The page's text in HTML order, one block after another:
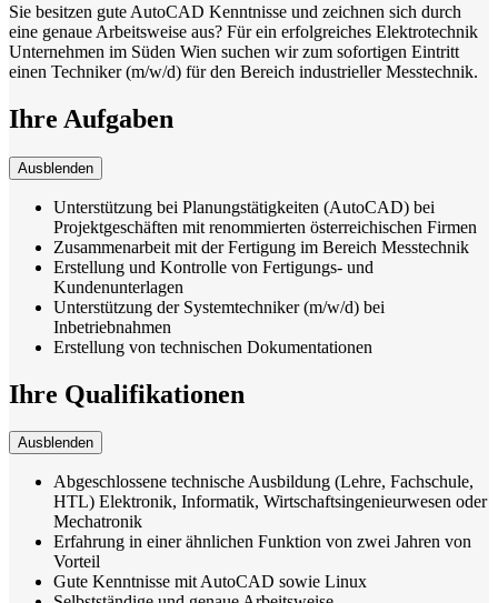
Sie besitzen gute AutoCAD Kenntnisse und zeichnen sich durch
eine genaue Arbeitsweise aus? Für ein erfolgreiches Elektrotechnik
Unternehmen im Süden Wien suchen wir zum sofortigen Eintritt
einen Techniker (m/w/d) für den Bereich industrieller Messtechnik.
Ihre Aufgaben
Ausblenden
Unterstützung bei Planungstätigkeiten (AutoCAD) bei
Projektgeschäften mit renommierten österreichischen Firmen
Zusammenarbeit mit der Fertigung im Bereich Messtechnik
Erstellung und Kontrolle von Fertigungs- und
Kundenunterlagen
Unterstützung der Systemtechniker (m/w/d) bei
Inbetriebnahmen
Erstellung von technischen Dokumentationen
Ihre Qualifikationen
Ausblenden
Abgeschlossene technische Ausbildung (Lehre, Fachschule,
HTL) Elektronik, Informatik, Wirtschaftsingenieurwesen oder
Mechatronik
Erfahrung in einer ähnlichen Funktion von zwei Jahren von
Vorteil
Gute Kenntnisse mit AutoCAD sowie Linux